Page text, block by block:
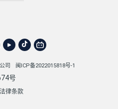
司 闽ICP备2022015818号-1
号
法律条款